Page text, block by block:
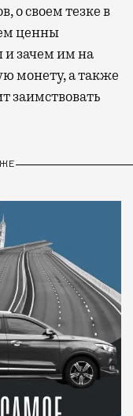
ценны
и зачем им на
монету, а также
заимствовать